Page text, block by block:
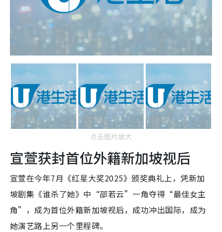
点击图片放大
宣萱获封首位外籍新加坡视后
宣萱在今年7月《红星大奖2025》颁奖典礼上，凭新加
坡剧集《谁杀了她》中“邵若云”一角夺得“最佳女主
角”，成为首位外籍新加坡视后，成功冲出国际，成为
她演艺路上另一个里程碑。